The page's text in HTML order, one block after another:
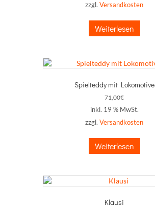
zzgl. Versandkosten
Weiterlesen
Spielteddy mit Lokomotive
71,00€
inkl. 19 % MwSt.
zzgl. Versandkosten
Weiterlesen
Klausi